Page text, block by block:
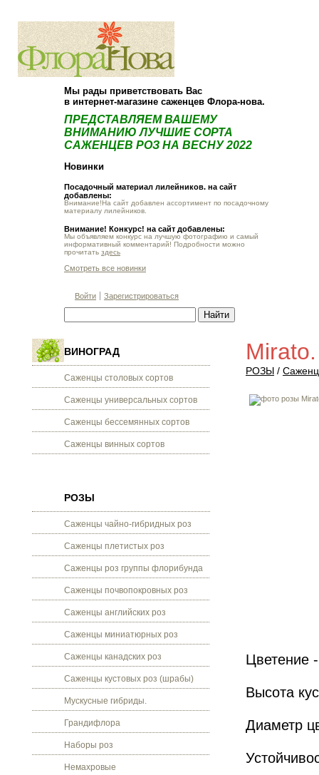
Мы рады приветствовать Вас
в интернет-магазине саженцев Флора-нова.
ПРЕДСТАВЛЯЕМ ВАШЕМУ
ВНИМАНИЮ ЛУЧШИЕ СОРТА
САЖЕНЦЕВ РОЗ НА ВЕСНУ 2022
Новинки
Посадочный материал лилейников. на сайт
добавлены:
Внимание!На сайт добавлен ассортимент по посадочному
материалу лилейников.
Внимание! Конкурс! на сайт добавлены:
Мы объявляем конкурс на лучшую фотографию и самый
информативный комментарий! Подробности можно
прочитать здесь
Смотреть все новинки
Войти Зарегистрироваться
ВИНОГРАД
Саженцы столовых сортов
Саженцы универсальных сортов
Саженцы бессемянных сортов
Саженцы винных сортов
РОЗЫ
Саженцы чайно-гибридных роз
Саженцы плетистых роз
Саженцы роз группы флорибунда
Саженцы почвопокровных роз
Саженцы английских роз
Саженцы миниатюрных роз
Саженцы канадских роз
Саженцы кустовых роз (шрабы)
Мускусные гибриды.
Грандифлора
Наборы роз
Немахровые
РОЗЫ /
Цветение
Высота
Диаметр